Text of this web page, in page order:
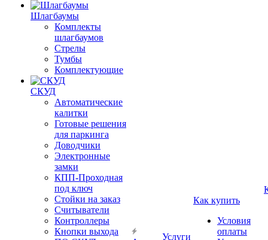
Шлагбаумы
Комплекты
шлагбаумов
Стрелы
Тумбы
Комплектующие
СКУД
Автоматические
калитки
Готовые решения
для паркинга
Доводчики
Электронные
замки
КПП-Проходная
под ключ
Стойки на заказ
Считыватели
Контроллеры
Кнопки выхода
Услуги
Как купить
Условия
оплаты